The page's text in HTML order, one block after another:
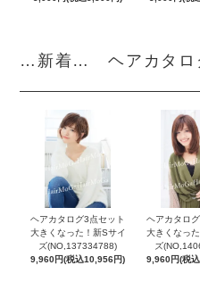
…新着… ヘアカタロ
ヘアカタログ3点セット
大きくなった！新Sサイ
ズ(NO,137334788)
9,960円(税込10,956円)
ヘアカタロ
大きくなっ
ズ
9,960円(税